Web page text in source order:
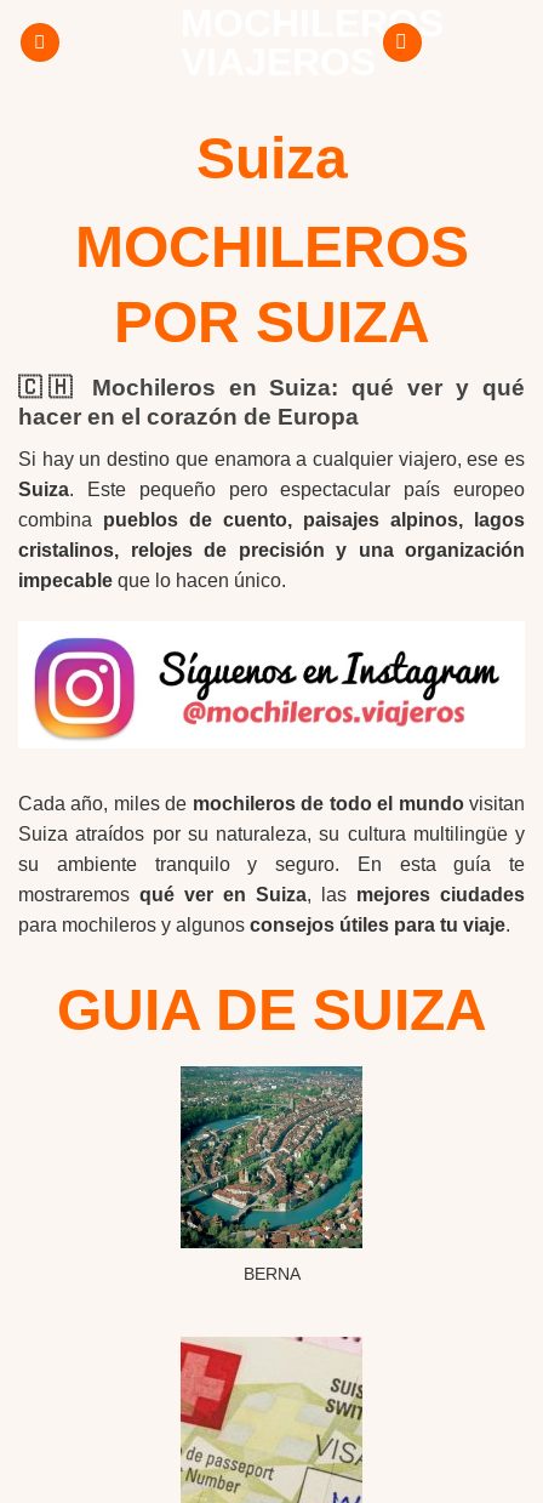
MOCHILEROS
Suiza
MOCHILEROS
POR SUIZA
🇨🇭 Mochileros en Suiza: qué ver y qué
hacer en el corazón de Europa
Si hay un destino que enamora a cualquier viajero, ese es
Suiza. Este pequeño pero espectacular país europeo
combina pueblos de cuento, paisajes alpinos, lagos
cristalinos, relojes de precisión y una organización
impecable que lo hacen único.
Cada año, miles de mochileros de todo el mundovisitan
Suiza atraídos por su naturaleza, su cultura multilingüe y
su ambiente tranquilo y seguro. En esta guía te
mostraremos qué ver en Suiza, las mejores ciudades
para mochileros y algunos consejos útiles para tu viaje.
GUIA DE SUIZA
BERNA